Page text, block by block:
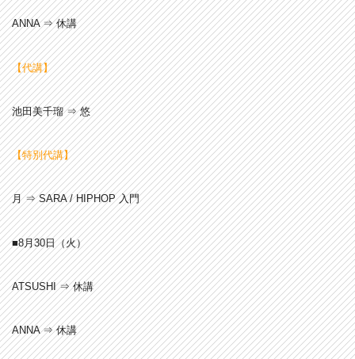
ANNA ⇒ 休講
【代講】
池田美千瑠 ⇒ 悠
【特別代講】
月 ⇒ SARA / HIPHOP 入門
■8月30日（火）
ATSUSHI ⇒ 休講
ANNA ⇒ 休講